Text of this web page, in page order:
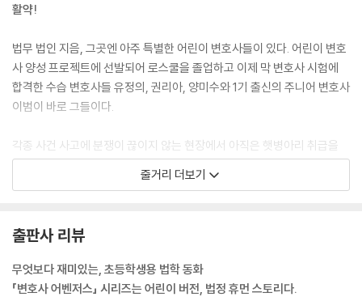
활약!
법무 법인 지음, 그곳엔 아주 특별한 어린이 변호사들이 있다. 어린이 변호
사 양성 프로젝트에 선발되어 로스쿨을 졸업하고 이제 막 변호사 시험에
합격한 수습 변호사들 유정의, 권리아, 양미수와 1기 출신의 주니어 변호사
이범이 바로 그들이다.
각종 사건 사고에 분쟁이 끊이지 않는 현장에서 아직은 햇병아리 취급을
받지만, 법과 정의를 실현하기 위한 열정과 노력은 그 누구보다 강한 네 명
의 어린이 변호사들. 사람들은 이들을 ‘변호사 어벤저스’라 부른다.
초등학교 4학년 준희는 학원에 가기 위해 자전거를 타고 아파트 뒷길에 있
는 횡단보도를 건너던 중 택배 차량과 부딪쳐 크게 다친다. 운전자 배수근
줄거리 더보기
출판사 리뷰
무엇보다 재미있는, 초등학생용 법학 동화
「변호사 어벤저스」 시리즈는 어린이 버전, 법정 휴먼 스토리다.